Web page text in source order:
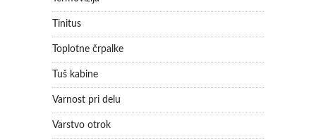
Tinitus
Toplotne črpalke
Tuš kabine
Varnost pri delu
Varstvo otrok